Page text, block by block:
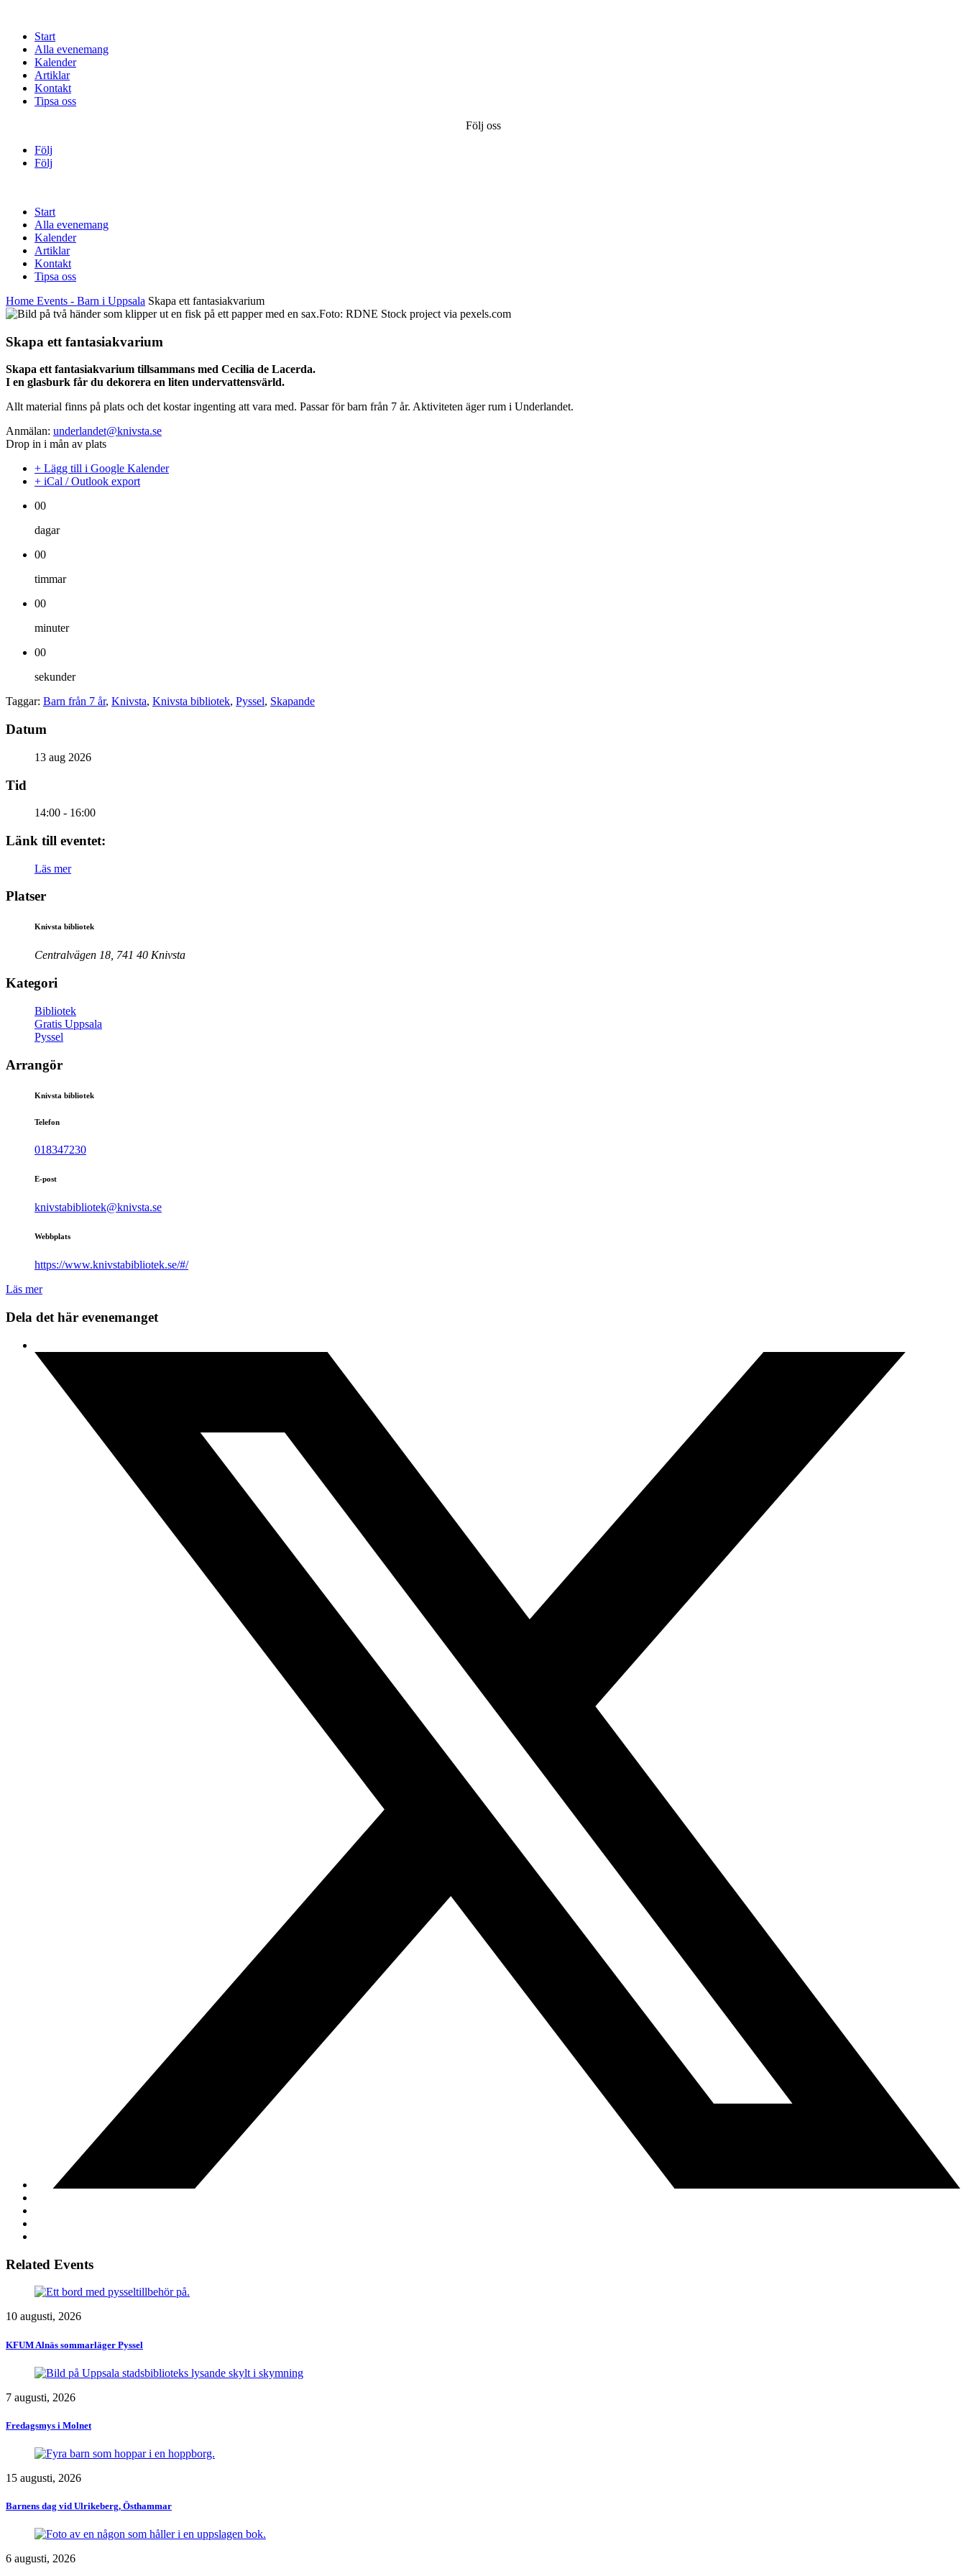
Start
Alla evenemang
Kalender
Artiklar
Kontakt
Tipsa oss
Följ oss
Följ
Följ
Start
Alla evenemang
Kalender
Artiklar
Kontakt
Tipsa oss
Home Events - Barn i Uppsala Skapa ett fantasiakvarium
Foto: RDNE Stock project via pexels.com
Skapa ett fantasiakvarium
Skapa ett fantasiakvarium tillsammans med Cecilia de Lacerda.
I en glasburk får du dekorera en liten undervattensvärld.
Allt material finns på plats och det kostar ingenting att vara med. Passar för barn från 7 år. Aktiviteten äger rum i Underlandet.
Anmälan: underlandet@knivsta.se
Drop in i mån av plats
+ Lägg till i Google Kalender
+ iCal / Outlook export
00
dagar
00
timmar
00
minuter
00
sekunder
Taggar: Barn från 7 år, Knivsta, Knivsta bibliotek, Pyssel, Skapande
Datum
13 aug 2026
Tid
14:00 - 16:00
Länk till eventet:
Läs mer
Platser
Knivsta bibliotek
Centralvägen 18, 741 40 Knivsta
Kategori
Bibliotek
Gratis Uppsala
Pyssel
Arrangör
Knivsta bibliotek
Telefon
018347230
E-post
knivstabibliotek@knivsta.se
Webbplats
https://www.knivstabibliotek.se/#/
Läs mer
Dela det här evenemanget
Related Events
10 augusti, 2026
KFUM Alnäs sommarläger Pyssel
7 augusti, 2026
Fredagsmys i Molnet
15 augusti, 2026
Barnens dag vid Ulrikeberg, Östhammar
6 augusti, 2026